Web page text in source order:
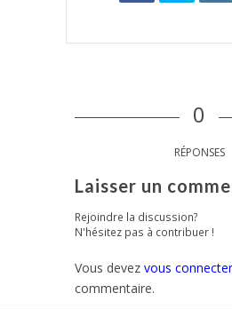
0
RÉPONSES
Laisser un
Rejoindre la discussion?
N'hésitez pas à contribuer !
Vous devez vous connecter
commentaire.